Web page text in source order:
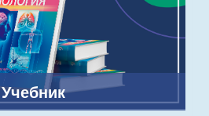
Учебник